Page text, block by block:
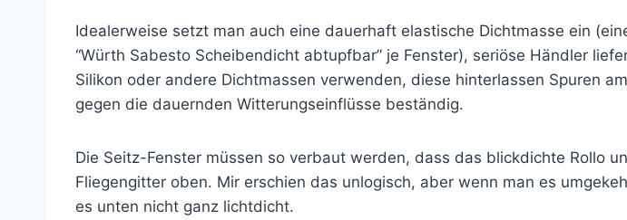
Idealerweise setzt man auch eine dauerhaft elastische Dichtmasse ein
“Würth Sabesto Scheibendicht abtupfbar” je Fenster), seriöse Händler
Silikon oder andere Dichtmassen verwenden, diese hinterlassen Spuren
gegen die dauernden Witterungseinflüsse beständig.
Die Seitz-Fenster müssen so verbaut werden, dass das blickdichte Rollo
Fliegengitter oben. Mir erschien das unlogisch, aber wenn man es
es unten nicht ganz lichtdicht.